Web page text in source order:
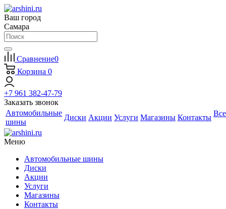
Ваш город
Самара
Сравнение0
Корзина 0
+7 961 382-47-79
Заказать звонок
Автомобильные
шины
Диски Акции Услуги Магазины Контакты Все
Меню
Автомобильные шины
Диски
Акции
Услуги
Магазины
Контакты